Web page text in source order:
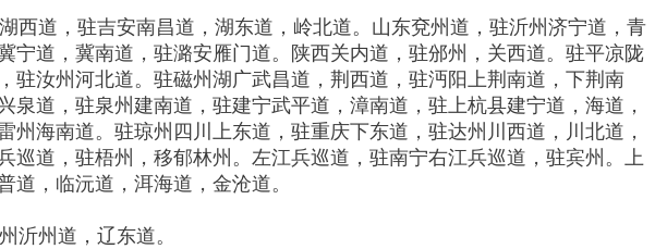
西道，驻吉安南昌道，湖东道，岭北道。山东兗州道，驻沂州济宁道，青
道，冀南道，驻潞安雁门道。陕西关内道，驻邠州，关西道。驻平凉陇
汝州河北道。驻磁州湖广武昌道，荆西道，驻沔阳上荆南道，下荆南
道，驻泉州建南道，驻建宁武平道，漳南道，驻上杭县建宁道，海道，
海南道。驻琼州四川上东道，驻重庆下东道，驻达州川西道，川北道，
道，驻梧州，移郁林州。左江兵巡道，驻南宁右江兵巡道，驻宾州。上
，临沅道，洱海道，金沧道。
沂州道，辽东道。